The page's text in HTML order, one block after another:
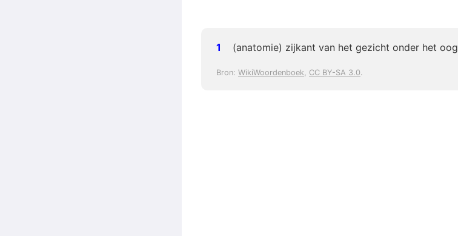
(anatomie) zijkant van het gezicht onder het oog
Bron: WikiWoordenboek, CC BY-SA 3.0.